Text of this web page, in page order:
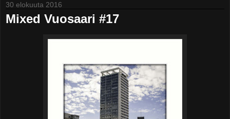
30 elokuuta 2016
Mixed Vuosaari #17